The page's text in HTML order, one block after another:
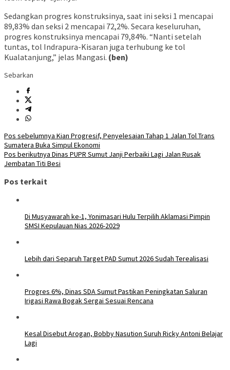
Sedangkan progres konstruksinya, saat ini seksi 1 mencapai
89,83% dan seksi 2 mencapai 72,2%. Secara keseluruhan,
progres konstruksinya mencapai 79,84%. “Nanti setelah
tuntas, tol Indrapura-Kisaran juga terhubung ke tol
Kualatanjung,” jelas Mangasi. (ben)
Sebarkan
Navigasi
pos
Pos sebelumnya Kian Progresif, Penyelesaian Tahap 1 Jalan Tol Trans
Sumatera Buka Simpul Ekonomi
Pos berikutnya Dinas PUPR Sumut Janji Perbaiki Lagi Jalan Rusak
Jembatan Titi Besi
Pos terkait
Di Musyawarah ke-1, Yonimasari Hulu Terpilih Aklamasi Pimpin
SMSI Kepulauan Nias 2026-2029
Lebih dari Separuh Target PAD Sumut 2026 Sudah Terealisasi
Progres 6%, Dinas SDA Sumut Pastikan Peningkatan Saluran
Irigasi Rawa Bogak Sergai Sesuai Rencana
Kesal Disebut Arogan, Bobby Nasution Suruh Ricky Antoni Belajar
Lagi